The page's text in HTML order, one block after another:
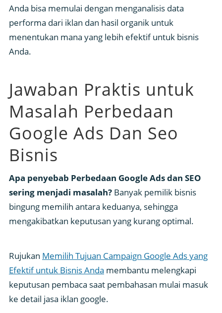
Anda bisa memulai dengan menganalisis data
performa dari iklan dan hasil organik untuk
menentukan mana yang lebih efektif untuk bisnis
Anda.
Jawaban Praktis untuk
Masalah Perbedaan
Google Ads Dan Seo
Bisnis
Apa penyebab Perbedaan Google Ads dan SEO
sering menjadi masalah? Banyak pemilik bisnis
bingung memilih antara keduanya, sehingga
mengakibatkan keputusan yang kurang optimal.
Rujukan Memilih Tujuan Campaign Google Ads yang
Efektif untuk Bisnis Anda membantu melengkapi
keputusan pembaca saat pembahasan mulai masuk
ke detail jasa iklan google.